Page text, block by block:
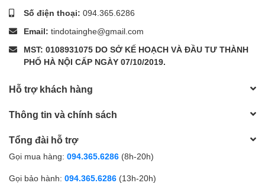
Số điện thoại: 094.365.6286
Email: tindotainghe@gmail.com
MST: 0108931075 DO SỞ KẾ HOẠCH VÀ ĐẦU TƯ THÀNH
PHỐ HÀ NỘI CẤP NGÀY 07/10/2019.
Hỗ trợ khách hàng
Thông tin và chính sách
Tổng đài hỗ trợ
Gọi mua hàng: 094.365.6286 (8h-20h)
Gọi bảo hành: 094.365.6286 (13h-20h)